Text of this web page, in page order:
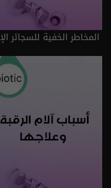
الموسم 4